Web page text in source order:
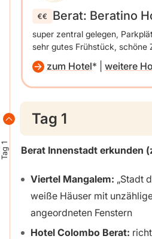
Berat: Beratino
super zentral gelegen,
sehr gutes Frühstück, schöne
zum Hotel weitere
Tag 1
Tag 1
Berat Innenstadt erkunden
Viertel Mangalem: „Stadt
weiße Häuser mit
angeordneten Fenstern
Hotel Colombo Berat: